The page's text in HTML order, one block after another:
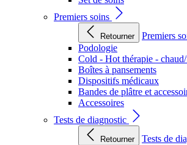
Premiers soins
Retourner
Premiers
Podologie
Cold - Hot thérapie -
Boîtes à pansements
Dispositifs médicaux
Bandes de plâtre et
Accessoires
Tests de diagnostic
Retourner
Tests de